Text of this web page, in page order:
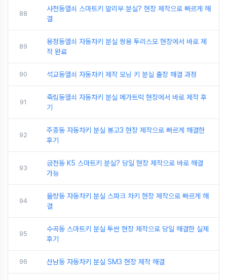
88
사천동열쇠 스마트키 말리부 분실? 현장 제작으로 빠르게 해
결
89
용정동열쇠 자동차키 분실 쌍용 투리스모 현장에서 바로 제
작 완료
90 석교동열쇠 자동차키 제작 모닝 키 분실 출장 해결 과정
91
죽림동열쇠 자동차키 분실 메가트럭 현장에서 바로 제작 후
기
92
주중동 자동차키 분실 봉고3 현장 제작으로 빠르게 해결한
후기
93
금천동 K5 스마트키 분실? 당일 현장 제작으로 바로 해결
가능
94
율량동 자동차키 분실 스파크 차키 현장 제작으로 빠르게 해
결
95
수곡동 스마트키 분실 투싼 현장 제작으로 당일 해결한 실제
후기
96 산남동 자동차키 분실 SM3 현장 제작 해결